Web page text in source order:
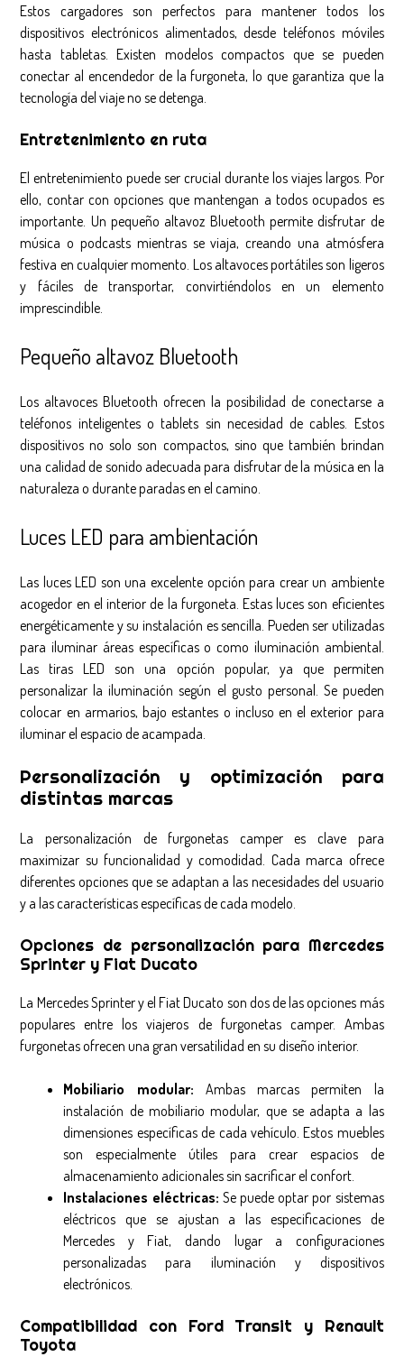
Estos cargadores son perfectos para mantener todos los
dispositivos electrónicos alimentados, desde teléfonos móviles
hasta tabletas. Existen modelos compactos que se pueden
conectar al encendedor de la furgoneta, lo que garantiza que la
tecnología del viaje no se detenga.
Entretenimiento en ruta
El entretenimiento puede ser crucial durante los viajes largos. Por
ello, contar con opciones que mantengan a todos ocupados es
importante. Un pequeño altavoz Bluetooth permite disfrutar de
música o podcasts mientras se viaja, creando una atmósfera
festiva en cualquier momento. Los altavoces portátiles son ligeros
y fáciles de transportar, convirtiéndolos en un elemento
imprescindible.
Pequeño altavoz Bluetooth
Los altavoces Bluetooth ofrecen la posibilidad de conectarse a
teléfonos inteligentes o tablets sin necesidad de cables. Estos
dispositivos no solo son compactos, sino que también brindan
una calidad de sonido adecuada para disfrutar de la música en la
naturaleza o durante paradas en el camino.
Luces LED para ambientación
Las luces LED son una excelente opción para crear un ambiente
acogedor en el interior de la furgoneta. Estas luces son eficientes
energéticamente y su instalación es sencilla. Pueden ser utilizadas
para iluminar áreas específicas o como iluminación ambiental.
Las tiras LED son una opción popular, ya que permiten
personalizar la iluminación según el gusto personal. Se pueden
colocar en armarios, bajo estantes o incluso en el exterior para
iluminar el espacio de acampada.
Personalización y optimización para
distintas marcas
La personalización de furgonetas camper es clave para
maximizar su funcionalidad y comodidad. Cada marca ofrece
diferentes opciones que se adaptan a las necesidades del usuario
y a las características específicas de cada modelo.
Opciones de personalización para Mercedes
Sprinter y Fiat Ducato
La Mercedes Sprinter y el Fiat Ducato son dos de las opciones más
populares entre los viajeros de furgonetas camper. Ambas
furgonetas ofrecen una gran versatilidad en su diseño interior.
Mobiliario modular: Ambas marcas permiten la
instalación de mobiliario modular, que se adapta a las
dimensiones específicas de cada vehículo. Estos muebles
son especialmente útiles para crear espacios de
almacenamiento adicionales sin sacrificar el confort.
Instalaciones eléctricas: Se puede optar por sistemas
eléctricos que se ajustan a las especificaciones de
Mercedes y Fiat, dando lugar a configuraciones
personalizadas para iluminación y dispositivos
electrónicos.
Compatibilidad con Ford Transit y Renault
Toyota